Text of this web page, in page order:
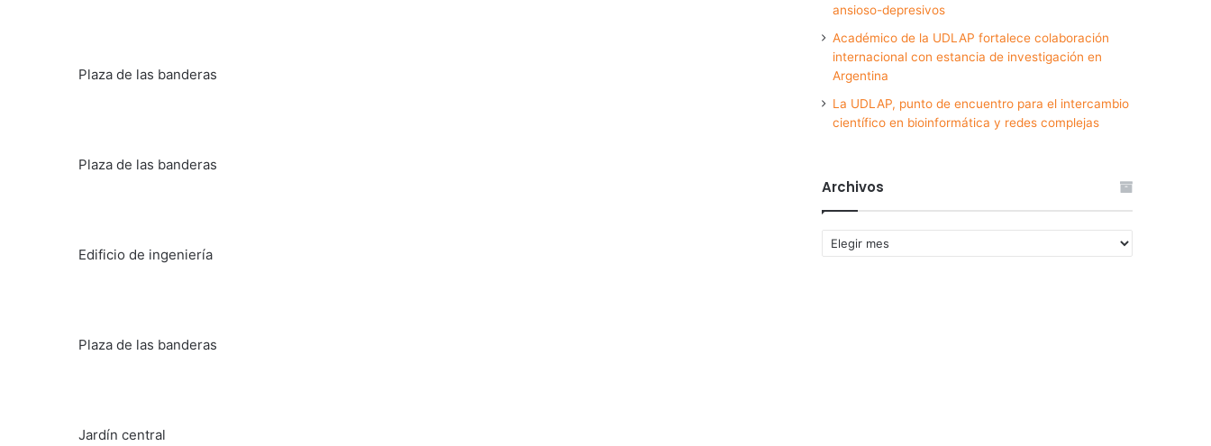
Plaza de las banderas
Plaza de las banderas
Edificio de ingeniería
Plaza de las banderas
Jardín central
ansioso-depresivos
Académico de la UDLAP fortalece colaboración
internacional con estancia de investigación en
Argentina
La UDLAP, punto de encuentro para el intercambio
científico en bioinformática y redes complejas
Archivos
Archivos